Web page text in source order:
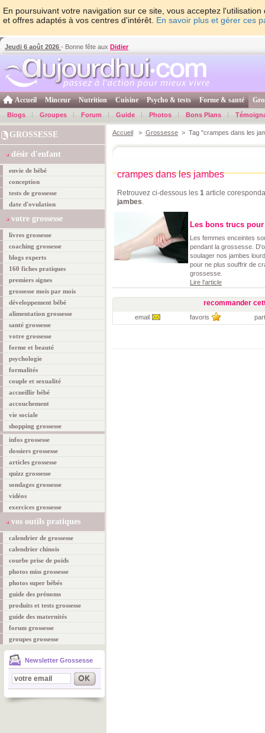
En poursuivant votre navigation sur ce site, vous acceptez
et offres adaptés à vos centres d'intérêt. En savoir plus et gérer ces
Jeudi 6 août 2026 - Bonne fête aux Didier
Accueil Minceur Nutrition Cuisine Psycho & tests Forme & santé
Blogs Groupes Forum Guide Photos Bons Plans
GROSSESSE
désir d'enfant
envie de bébé
conception
tests de grossesse
date d'ovulation
votre grossesse
livres grossesse
coaching grossesse
blogs experts
160 fiches pratiques
premiers signes
grossesse mois par mois
développement bébé
alimentation grossesse
santé grossesse
votre grossesse
forme et beauté
psychologie
formalités
couple et sexualité
accueillir bébé
accouchement
vie sociale
shopping grossesse
infos grossesse
dossiers grossesse
articles grossesse
quizz grossesse
sondages grossesse
vidéos
exercices grossesse
vos outils pratiques
calendrier de grossesse
calendrier chinois
courbe prise de poids
photos miss grossesse
photos super bébés
guide des prénoms
produits et tests grossesse
guide des maternités
forum grossesse
groupes grossesse
Newsletter Grossesse
Accueil > Grossesse > Tag "crampes dans les
crampes dans les jambes
Retrouvez ci-dessous les 1 article
jambes.
Les bons trucs
Les femmes enceintes
pendant la grossesse.
soulager nos jambes
pour ne plus souffrir de
grossesse.
Lire l'article
recommander
email favoris